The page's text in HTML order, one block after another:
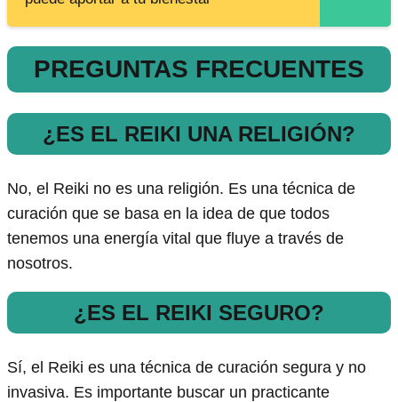
PREGUNTAS FRECUENTES
¿ES EL REIKI UNA RELIGIÓN?
No, el Reiki no es una religión. Es una técnica de
curación que se basa en la idea de que todos
tenemos una energía vital que fluye a través de
nosotros.
¿ES EL REIKI SEGURO?
Sí, el Reiki es una técnica de curación segura y no
invasiva. Es importante buscar un practicante